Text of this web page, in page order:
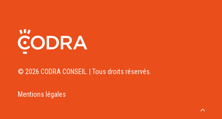
© 2026 CODRA CONSEIL. | Tous droits réservés.
Mentions légales